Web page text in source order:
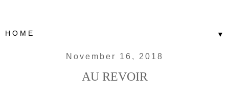
▼
November 16, 2018
AU REVOIR